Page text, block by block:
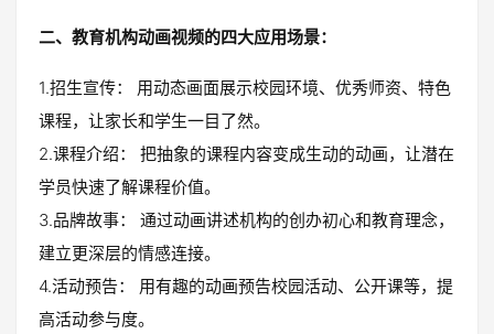
二、教育机构动画视频的四大应用场景：
1.招生宣传： 用动态画面展示校园环境、优秀师资、特色
课程，让家长和学生一目了然。
2.课程介绍： 把抽象的课程内容变成生动的动画，让潜在
学员快速了解课程价值。
3.品牌故事： 通过动画讲述机构的创办初心和教育理念，
建立更深层的情感连接。
4.活动预告： 用有趣的动画预告校园活动、公开课等，提
高活动参与度。